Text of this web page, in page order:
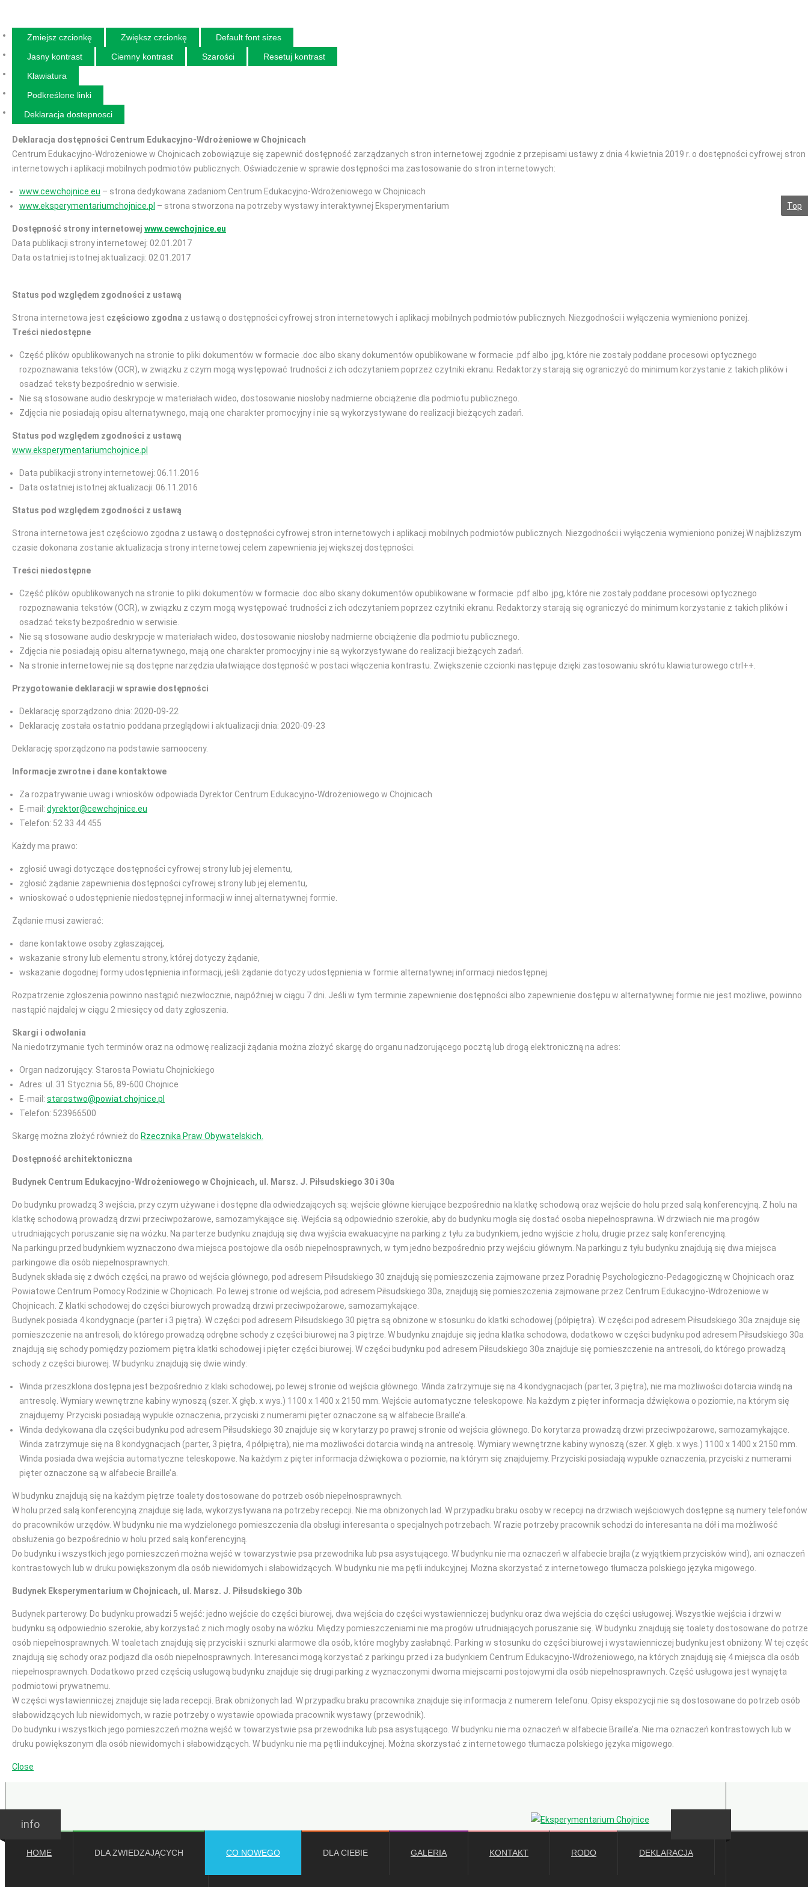
Zmiejsz czcionkę Zwiększ czcionkę
Default font sizes
Jasny kontrast
Ciemny kontrast Szarości
Resetuj kontrast
Klawiatura
Podkreślone linki
Deklaracja dostepnosci
Deklaracja dostępności Centrum Edukacyjno-Wdrożeniowe w Chojnicach
Centrum Edukacyjno-Wdrożeniowe w Chojnicach zobowiązuje się zapewnić dostępność zarządzanych stron internetowej zgodnie z przepisami ustawy z dnia 4 kwietnia 2019 r. o dostępności cyfrowej stron
internetowych i aplikacji mobilnych podmiotów publicznych. Oświadczenie w sprawie dostępności ma zastosowanie do stron internetowych:
www.cewchojnice.eu – strona dedykowana zadaniom Centrum Edukacyjno-Wdrożeniowego w Chojnicach
www.eksperymentariumchojnice.pl – strona stworzona na potrzeby wystawy interaktywnej Eksperymentarium
Dostępność strony internetowej www.cewchojnice.eu
Data publikacji strony internetowej: 02.01.2017
Data ostatniej istotnej aktualizacji: 02.01.2017
Status pod względem zgodności z ustawą
Strona internetowa jest częściowo zgodna z ustawą o dostępności cyfrowej stron internetowych i aplikacji mobilnych podmiotów publicznych. Niezgodności i wyłączenia wymieniono poniżej.
Treści niedostępne
Część plików opublikowanych na stronie to pliki dokumentów w formacie .doc albo skany dokumentów opublikowane w formacie .pdf albo .jpg, które nie zostały poddane procesowi optycznego
rozpoznawania tekstów (OCR), w związku z czym mogą występować trudności z ich odczytaniem poprzez czytniki ekranu. Redaktorzy starają się ograniczyć do minimum korzystanie z takich plików i
osadzać teksty bezpośrednio w serwisie.
Nie są stosowane audio deskrypcje w materiałach wideo, dostosowanie niosłoby nadmierne obciążenie dla podmiotu publicznego.
Zdjęcia nie posiadają opisu alternatywnego, mają one charakter promocyjny i nie są wykorzystywane do realizacji bieżących zadań.
Status pod względem zgodności z ustawą
www.eksperymentariumchojnice.pl
Data publikacji strony internetowej: 06.11.2016
Data ostatniej istotnej aktualizacji: 06.11.2016
Status pod względem zgodności z ustawą
Strona internetowa jest częściowo zgodna z ustawą o dostępności cyfrowej stron internetowych i aplikacji mobilnych podmiotów publicznych. Niezgodności i wyłączenia wymieniono poniżej.W najbliższym
czasie dokonana zostanie aktualizacja strony internetowej celem zapewnienia jej większej dostępności.
Treści niedostępne
Część plików opublikowanych na stronie to pliki dokumentów w formacie .doc albo skany dokumentów opublikowane w formacie .pdf albo .jpg, które nie zostały poddane procesowi optycznego
rozpoznawania tekstów (OCR), w związku z czym mogą występować trudności z ich odczytaniem poprzez czytniki ekranu. Redaktorzy starają się ograniczyć do minimum korzystanie z takich plików i
osadzać teksty bezpośrednio w serwisie.
Nie są stosowane audio deskrypcje w materiałach wideo, dostosowanie niosłoby nadmierne obciążenie dla podmiotu publicznego.
Zdjęcia nie posiadają opisu alternatywnego, mają one charakter promocyjny i nie są wykorzystywane do realizacji bieżących zadań.
Na stronie internetowej nie są dostępne narzędzia ułatwiające dostępność w postaci włączenia kontrastu. Zwiększenie czcionki następuje dzięki zastosowaniu skrótu klawiaturowego ctrl++.
Przygotowanie deklaracji w sprawie dostępności
Deklarację sporządzono dnia: 2020-09-22
Deklarację została ostatnio poddana przeglądowi i aktualizacji dnia: 2020-09-23
Deklarację sporządzono na podstawie samooceny.
Informacje zwrotne i dane kontaktowe
Za rozpatrywanie uwag i wniosków odpowiada Dyrektor Centrum Edukacyjno-Wdrożeniowego w Chojnicach
E-mail: dyrektor@cewchojnice.eu
Telefon: 52 33 44 455
Każdy ma prawo:
zgłosić uwagi dotyczące dostępności cyfrowej strony lub jej elementu,
zgłosić żądanie zapewnienia dostępności cyfrowej strony lub jej elementu,
wnioskować o udostępnienie niedostępnej informacji w innej alternatywnej formie.
Żądanie musi zawierać:
dane kontaktowe osoby zgłaszającej,
wskazanie strony lub elementu strony, której dotyczy żądanie,
wskazanie dogodnej formy udostępnienia informacji, jeśli żądanie dotyczy udostępnienia w formie alternatywnej informacji niedostępnej.
Rozpatrzenie zgłoszenia powinno nastąpić niezwłocznie, najpóźniej w ciągu 7 dni. Jeśli w tym terminie zapewnienie dostępności albo zapewnienie dostępu w alternatywnej formie nie jest możliwe, powinno
nastąpić najdalej w ciągu 2 miesięcy od daty zgłoszenia.
Skargi i odwołania
Na niedotrzymanie tych terminów oraz na odmowę realizacji żądania można złożyć skargę do organu nadzorującego pocztą lub drogą elektroniczną na adres:
Organ nadzorujący: Starosta Powiatu Chojnickiego
Adres: ul. 31 Stycznia 56, 89-600 Chojnice
E-mail: starostwo@powiat.chojnice.pl
Telefon: 523966500
Skargę można złożyć również do Rzecznika Praw Obywatelskich.
Dostępność architektoniczna
Budynek Centrum Edukacyjno-Wdrożeniowego w Chojnicach, ul. Marsz. J. Piłsudskiego 30 i 30a
Do budynku prowadzą 3 wejścia, przy czym używane i dostępne dla odwiedzających są: wejście główne kierujące bezpośrednio na klatkę schodową oraz wejście do holu przed salą konferencyjną. Z holu na
klatkę schodową prowadzą drzwi przeciwpożarowe, samozamykające się. Wejścia są odpowiednio szerokie, aby do budynku mogła się dostać osoba niepełnosprawna. W drzwiach nie ma progów
utrudniających poruszanie się na wózku. Na parterze budynku znajdują się dwa wyjścia ewakuacyjne na parking z tyłu za budynkiem, jedno wyjście z holu, drugie przez salę konferencyjną.
Na parkingu przed budynkiem wyznaczono dwa miejsca postojowe dla osób niepełnosprawnych, w tym jedno bezpośrednio przy wejściu głównym. Na parkingu z tyłu budynku znajdują się dwa miejsca
parkingowe dla osób niepełnosprawnych.
Budynek składa się z dwóch części, na prawo od wejścia głównego, pod adresem Piłsudskiego 30 znajdują się pomieszczenia zajmowane przez Poradnię Psychologiczno-Pedagogiczną w Chojnicach oraz
Powiatowe Centrum Pomocy Rodzinie w Chojnicach. Po lewej stronie od wejścia, pod adresem Piłsudskiego 30a, znajdują się pomieszczenia zajmowane przez Centrum Edukacyjno-Wdrożeniowe w
Chojnicach. Z klatki schodowej do części biurowych prowadzą drzwi przeciwpożarowe, samozamykające.
Budynek posiada 4 kondygnacje (parter i 3 piętra). W części pod adresem Piłsudskiego 30 piętra są obniżone w stosunku do klatki schodowej (półpiętra). W części pod adresem Piłsudskiego 30a znajduje się
pomieszczenie na antresoli, do którego prowadzą odrębne schody z części biurowej na 3 piętrze. W budynku znajduje się jedna klatka schodowa, dodatkowo w części budynku pod adresem Piłsudskiego 30a
znajdują się schody pomiędzy poziomem piętra klatki schodowej i pięter części biurowej. W części budynku pod adresem Piłsudskiego 30a znajduje się pomieszczenie na antresoli, do którego prowadzą
schody z części biurowej. W budynku znajdują się dwie windy:
Winda przeszklona dostępna jest bezpośrednio z klaki schodowej, po lewej stronie od wejścia głównego. Winda zatrzymuje się na 4 kondygnacjach (parter, 3 piętra), nie ma możliwości dotarcia windą na
antresolę. Wymiary wewnętrzne kabiny wynoszą (szer. X głęb. x wys.) 1100 x 1400 x 2150 mm. Wejście automatyczne teleskopowe. Na każdym z pięter informacja dźwiękowa o poziomie, na którym się
znajdujemy. Przyciski posiadają wypukłe oznaczenia, przyciski z numerami pięter oznaczone są w alfabecie Braille’a.
Winda dedykowana dla części budynku pod adresem Piłsudskiego 30 znajduje się w korytarzy po prawej stronie od wejścia głównego. Do korytarza prowadzą drzwi przeciwpożarowe, samozamykające.
Winda zatrzymuje się na 8 kondygnacjach (parter, 3 piętra, 4 półpiętra), nie ma możliwości dotarcia windą na antresolę. Wymiary wewnętrzne kabiny wynoszą (szer. X głęb. x wys.) 1100 x 1400 x 2150 mm.
Winda posiada dwa wejścia automatyczne teleskopowe. Na każdym z pięter informacja dźwiękowa o poziomie, na którym się znajdujemy. Przyciski posiadają wypukłe oznaczenia, przyciski z numerami
pięter oznaczone są w alfabecie Braille’a.
W budynku znajdują się na każdym piętrze toalety dostosowane do potrzeb osób niepełnosprawnych.
W holu przed salą konferencyjną znajduje się lada, wykorzystywana na potrzeby recepcji. Nie ma obniżonych lad. W przypadku braku osoby w recepcji na drzwiach wejściowych dostępne są numery telefonów
do pracowników urzędów. W budynku nie ma wydzielonego pomieszczenia dla obsługi interesanta o specjalnych potrzebach. W razie potrzeby pracownik schodzi do interesanta na dół i ma możliwość
obsłużenia go bezpośrednio w holu przed salą konferencyjną.
Do budynku i wszystkich jego pomieszczeń można wejść w towarzystwie psa przewodnika lub psa asystującego. W budynku nie ma oznaczeń w alfabecie brajla (z wyjątkiem przycisków wind), ani oznaczeń
kontrastowych lub w druku powiększonym dla osób niewidomych i słabowidzących. W budynku nie ma pętli indukcyjnej. Można skorzystać z internetowego tłumacza polskiego języka migowego.
Budynek Eksperymentarium w Chojnicach, ul. Marsz. J. Piłsudskiego 30b
Budynek parterowy. Do budynku prowadzi 5 wejść: jedno wejście do części biurowej, dwa wejścia do części wystawienniczej budynku oraz dwa wejścia do części usługowej. Wszystkie wejścia i drzwi w
budynku są odpowiednio szerokie, aby korzystać z nich mogły osoby na wózku. Między pomieszczeniami nie ma progów utrudniających poruszanie się. W budynku znajdują się toalety dostosowane do
osób niepełnosprawnych. W toaletach znajdują się przyciski i sznurki alarmowe dla osób, które mogłyby zasłabnąć. Parking w stosunku do części biurowej i wystawienniczej budynku jest obniżony. W tej
znajdują się schody oraz podjazd dla osób niepełnosprawnych. Interesanci mogą korzystać z parkingu przed i za budynkiem Centrum Edukacyjno-Wdrożeniowego, na których znajdują się 4 miejsca dla osób
niepełnosprawnych. Dodatkowo przed częścią usługową budynku znajduje się drugi parking z wyznaczonymi dwoma miejscami postojowymi dla osób niepełnosprawnych. Część usługowa jest wynajęta
podmiotowi prywatnemu.
W części wystawienniczej znajduje się lada recepcji. Brak obniżonych lad. W przypadku braku pracownika znajduje się informacja z numerem telefonu. Opisy ekspozycji nie są dostosowane do potrzeb osób
słabowidzących lub niewidomych, w razie potrzeby o wystawie opowiada pracownik wystawy (przewodnik).
Do budynku i wszystkich jego pomieszczeń można wejść w towarzystwie psa przewodnika lub psa asystującego. W budynku nie ma oznaczeń w alfabecie Braille’a. Nie ma oznaczeń kontrastowych lub w
druku powiększonym dla osób niewidomych i słabowidzących. W budynku nie ma pętli indukcyjnej. Można skorzystać z internetowego tłumacza polskiego języka migowego.
Close
info
HOME DLA ZWIEDZAJĄCYCH CO NOWEGO DLA CIEBIE GALERIA KONTAKT RODO DEKLARACJA
Top